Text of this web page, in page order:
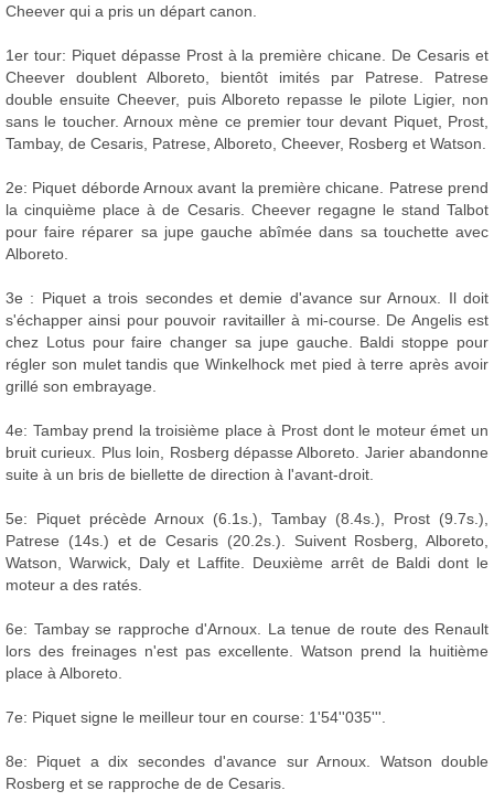
Cheever qui a pris un départ canon.
1er tour: Piquet dépasse Prost à la première chicane. De Cesaris et
Cheever doublent Alboreto, bientôt imités par Patrese. Patrese
double ensuite Cheever, puis Alboreto repasse le pilote Ligier, non
sans le toucher. Arnoux mène ce premier tour devant Piquet, Prost,
Tambay, de Cesaris, Patrese, Alboreto, Cheever, Rosberg et Watson.
2e: Piquet déborde Arnoux avant la première chicane. Patrese prend
la cinquième place à de Cesaris. Cheever regagne le stand Talbot
pour faire réparer sa jupe gauche abîmée dans sa touchette avec
Alboreto.
3e : Piquet a trois secondes et demie d'avance sur Arnoux. Il doit
s'échapper ainsi pour pouvoir ravitailler à mi-course. De Angelis est
chez Lotus pour faire changer sa jupe gauche. Baldi stoppe pour
régler son mulet tandis que Winkelhock met pied à terre après avoir
grillé son embrayage.
4e: Tambay prend la troisième place à Prost dont le moteur émet un
bruit curieux. Plus loin, Rosberg dépasse Alboreto. Jarier abandonne
suite à un bris de biellette de direction à l'avant-droit.
5e: Piquet précède Arnoux (6.1s.), Tambay (8.4s.), Prost (9.7s.),
Patrese (14s.) et de Cesaris (20.2s.). Suivent Rosberg, Alboreto,
Watson, Warwick, Daly et Laffite. Deuxième arrêt de Baldi dont le
moteur a des ratés.
6e: Tambay se rapproche d'Arnoux. La tenue de route des Renault
lors des freinages n'est pas excellente. Watson prend la huitième
place à Alboreto.
7e: Piquet signe le meilleur tour en course: 1'54''035'''.
8e: Piquet a dix secondes d'avance sur Arnoux. Watson double
Rosberg et se rapproche de de Cesaris.